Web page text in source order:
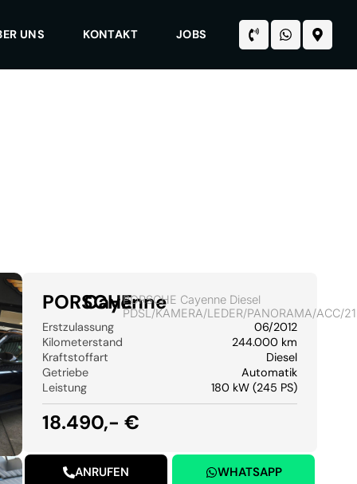
UNS KONTAKT JOBS
PORSCHE
Cayenne
PORSCHE Cayenne Diesel
PDSL/KAMERA/LEDER/PANORAMA/ACC/21
Erstzulassung
06/2012
Kilometerstand
244.000 km
Kraftstoffart
Diesel
Getriebe
Automatik
Leistung
180 kW (245 PS)
18.490,- €
ANRUFEN WHATSAPP